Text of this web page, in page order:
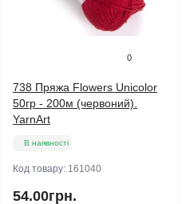
0
738 Пряжа Flowers Unicolor
50гр - 200м (червоний).
YarnArt
В наявності
Код товару: 161040
54.00грн.